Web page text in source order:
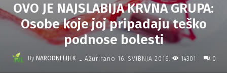
OVO JE NAJSLABIJA KRVNA GRUPA:
Osobe koje joj pripadaju teško
podnose bolesti
By NARODNI LIJEK - Ažurirano 16. SVIBNJA 2016. 14301 0